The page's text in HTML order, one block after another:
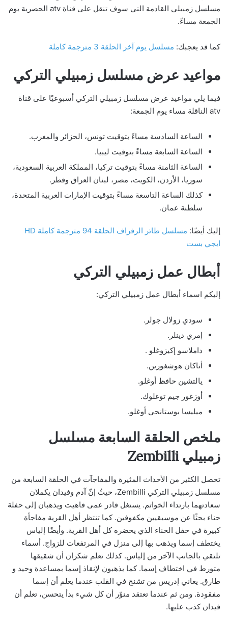
مسلسل زمبيلي القادمة التي سوف تنقل على قناة atv الحصرية يوم
الجمعة مساءً.
كما قد يعجبك: مسلسل يوم آخر الحلقة 3 مترجمة كاملة
مواعيد عرض مسلسل زمبيلي التركي
فيما يلي مواعيد عرض مسلسل زمبيلي التركي أسبوعيًا على قناة
atv الناقلة مساء يوم الجمعة:
الساعة السادسة مساءً بتوقيت تونس، الجزائر والمغرب.
الساعة السابعة مساءً بتوقيت ليبيا.
الساعة الثامنة مساءً بتوقيت تركيا، المملكة العربية السعودية،
سوريا، الأردن، الكويت، مصر، لبنان العراق وقطر.
كذلك الساعة التاسعة مساءً بتوقيت الإمارات العربية المتحدة،
سلطنة عمان.
إليك أيضًا:
مسلسل طائر الرفراف الحلقة 94 مترجمة كاملة HD
ايجي بست
أبطال عمل زمبيلي التركي
إليكم اسماء أبطال عمل زمبيلي التركي:
سودي زولال جولر.
إمري دينلر.
داملاسو إكيزوغلو .
أتاكان هوشغورين.
يالتشين حافظ أوغلو.
أوزغور جيم توغلوك.
ميليسا بوستانجي أوغلو.
ملخص الحلقة السابعة مسلسل
زمبيلي Zembilli
تحصل الكثير من الأحداث المثيرة والمفاجآت في الحلقة السابعة من
مسلسل زمبيلي التركي Zembilli، حيثُ إنّ آدم وفيدان يكملان
سعادتهما بارتداء الخواتم. يستغل قادر عمى فاهيت ويذهبان إلى حفلة
حناء بحثًا عن موسيقيين مكفوفين. كما تنتظر أهل القرية مفاجأة
كبيرة في حفل الحناء الذي يحضره كل أهل القرية. وأيضًا إلياس
يختطف إسما ويذهب بها إلى منزل في المرتفعات للزواج. أسماء
تلتقي بالجانب الآخر من إلياس. كذلك تعلم شكران أن شقيقها
متورط في اختطاف إسما. كما يذهبون لإنقاذ إسما بمساعدة وحيد و
طارق. يعاني إدريس من تشنج في القلب عندما يعلم أن إسما
مفقودة. ومن ثم عندما تعتقد منوّر أن كل شيء بدأ يتحسن، تعلم أن
فيدان كذب عليها.